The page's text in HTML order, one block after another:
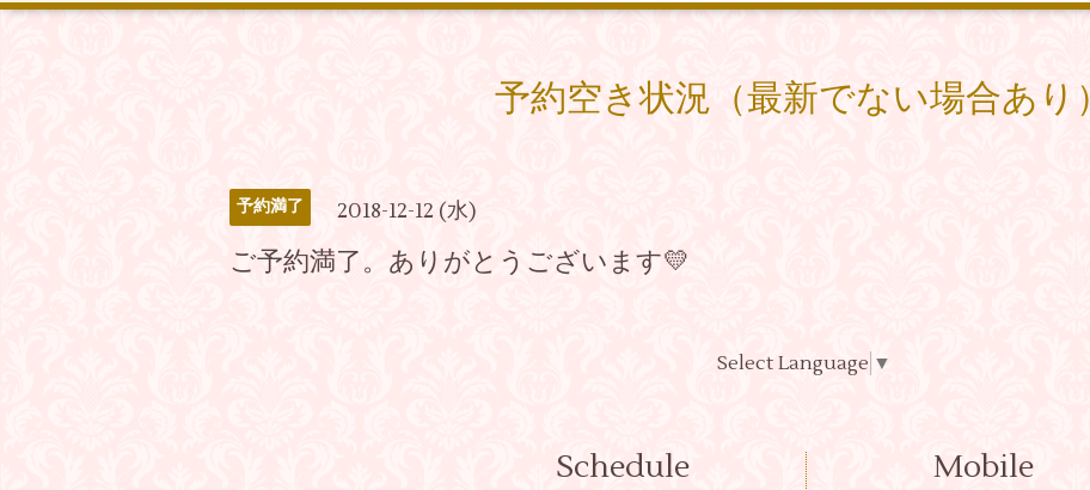
予約空き状況（最新でない場合あり）
予約満了 2018-12-12 (水)
ご予約満了。ありがとうございます💛
Select Language ▼
Schedule Mobile